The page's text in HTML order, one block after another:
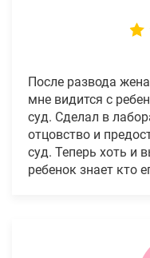
После развода
мне видится с
суд. Сделал в
отцовство и
суд. Теперь хоть и
ребенок знает кто